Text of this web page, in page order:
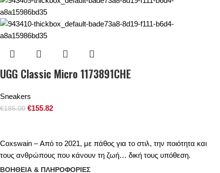
UGG Classic Micro 1173891CHE
Sneakers
€185.00 €155.82
Coxswain – Από το 2021, με πάθος για το στιλ, την ποιότητα και
τους ανθρώπους που κάνουν τη ζωή… δική τους υπόθεση.
ΒΟΗΘΕΙΑ & ΠΛΗΡΟΦΟΡΙΕΣ